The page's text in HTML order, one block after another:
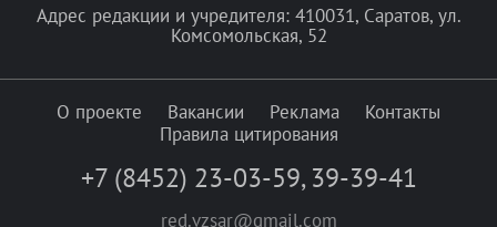
Адрес редакции и учредителя: 410031, Саратов, ул.
Комсомольская, 52
О проекте Вакансии Реклама
Контакты
Правила цитирования
+7 (8452) 23-03-59, 39-39-41
red.vzsar@gmail.com